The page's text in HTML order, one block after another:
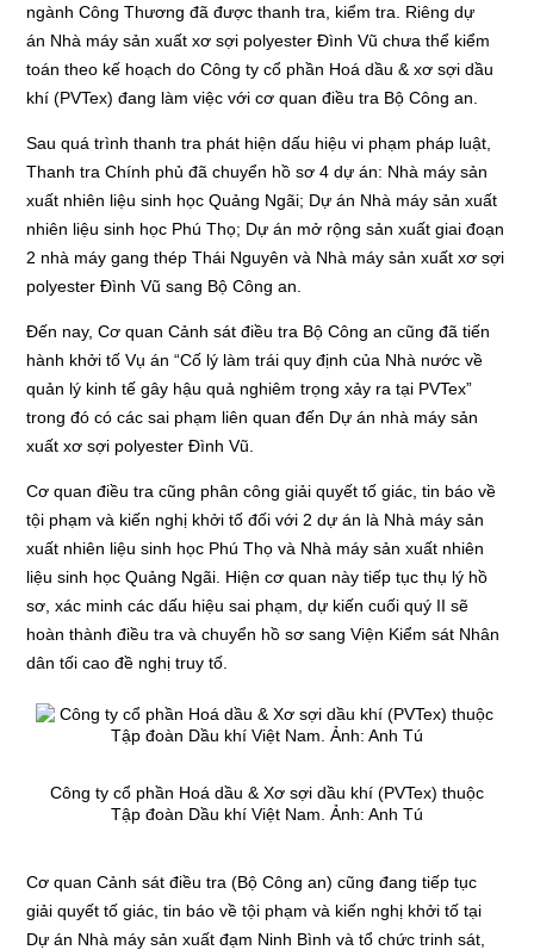
ngành Công Thương đã được thanh tra, kiểm tra. Riêng dự
án Nhà máy sản xuất xơ sợi polyester Đình Vũ chưa thể kiểm
toán theo kế hoạch do Công ty cổ phần Hoá dầu & xơ sợi dầu
khí (PVTex) đang làm việc với cơ quan điều tra Bộ Công an.
Sau quá trình thanh tra phát hiện dấu hiệu vi phạm pháp luật,
Thanh tra Chính phủ đã chuyển hồ sơ 4 dự án: Nhà máy sản
xuất nhiên liệu sinh học Quảng Ngãi; Dự án Nhà máy sản xuất
nhiên liệu sinh học Phú Thọ; Dự án mở rộng sản xuất giai đoạn
2 nhà máy gang thép Thái Nguyên và Nhà máy sản xuất xơ sợi
polyester Đình Vũ sang Bộ Công an.
Đến nay, Cơ quan Cảnh sát điều tra Bộ Công an cũng đã tiến
hành khởi tố Vụ án “Cố lý làm trái quy định của Nhà nước về
quản lý kinh tế gây hậu quả nghiêm trọng xảy ra tại PVTex”
trong đó có các sai phạm liên quan đến Dự án nhà máy sản
xuất xơ sợi polyester Đình Vũ.
Cơ quan điều tra cũng phân công giải quyết tố giác, tin báo về
tội phạm và kiến nghị khởi tố đối với 2 dự án là Nhà máy sản
xuất nhiên liệu sinh học Phú Thọ và Nhà máy sản xuất nhiên
liệu sinh học Quảng Ngãi. Hiện cơ quan này tiếp tục thụ lý hồ
sơ, xác minh các dấu hiệu sai phạm, dự kiến cuối quý II sẽ
hoàn thành điều tra và chuyển hồ sơ sang Viện Kiểm sát Nhân
dân tối cao đề nghị truy tố.
Công ty cổ phần Hoá dầu & Xơ sợi dầu khí (PVTex) thuộc
Tập đoàn Dầu khí Việt Nam. Ảnh: Anh Tú
Cơ quan Cảnh sát điều tra (Bộ Công an) cũng đang tiếp tục
giải quyết tố giác, tin báo về tội phạm và kiến nghị khởi tố tại
Dự án Nhà máy sản xuất đạm Ninh Bình và tổ chức trinh sát,